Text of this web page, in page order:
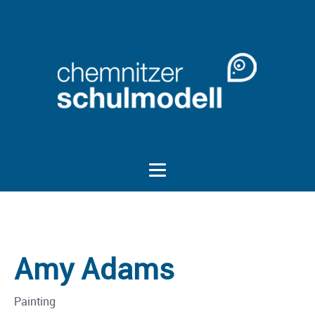
Amy Adams
Painting